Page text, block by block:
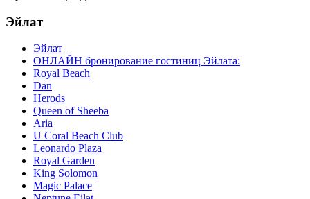
Эйлат
Эйлат
ОНЛАЙН бронирование гостиниц Эйлата:
Royal Beach
Dan
Herods
Queen of Sheeba
Aria
U Coral Beach Club
Leonardo Plaza
Royal Garden
King Solomon
Magic Palace